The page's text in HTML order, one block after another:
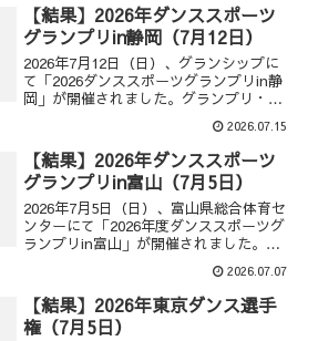
【結果】2026年ダンススポーツ
グランプリin静岡（7月12日）
2026年7月12日（日）、グランシップに
て「2026ダンススポーツグランプリin静
岡」が開催されました。グランプリ・ス
タンダード・決勝1位 ホワイトン 謙心 ＆
ホワイトン 夏奈実2位 大西 大晶 ＆ 阪井
麗蘭3位 守屋 駿ワイトン 夏...
2026.07.15
【結果】2026年ダンススポーツ
グランプリin富山（7月5日）
2026年7月5日（日）、富山県総合体育セ
ンターにて「2026年度ダンススポーツグ
ランプリin富山」が開催されました。グ
ランプリ・ラテン・決勝1位 今西 竜矢 ＆
大西 陽来里2位 大西 大晶 ＆ 阪井 麗蘭3
位 ホワイトン 謙心 ＆ ホワ...
2026.07.07
【結果】2026年東京ダンス選手
権（7月5日）